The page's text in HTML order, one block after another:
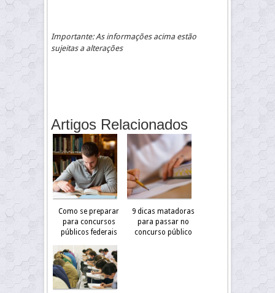
Importante: As informações acima estão
sujeitas a alterações
Artigos Relacionados
Como se preparar
para concursos
públicos federais
9 dicas matadoras
para passar no
concurso público